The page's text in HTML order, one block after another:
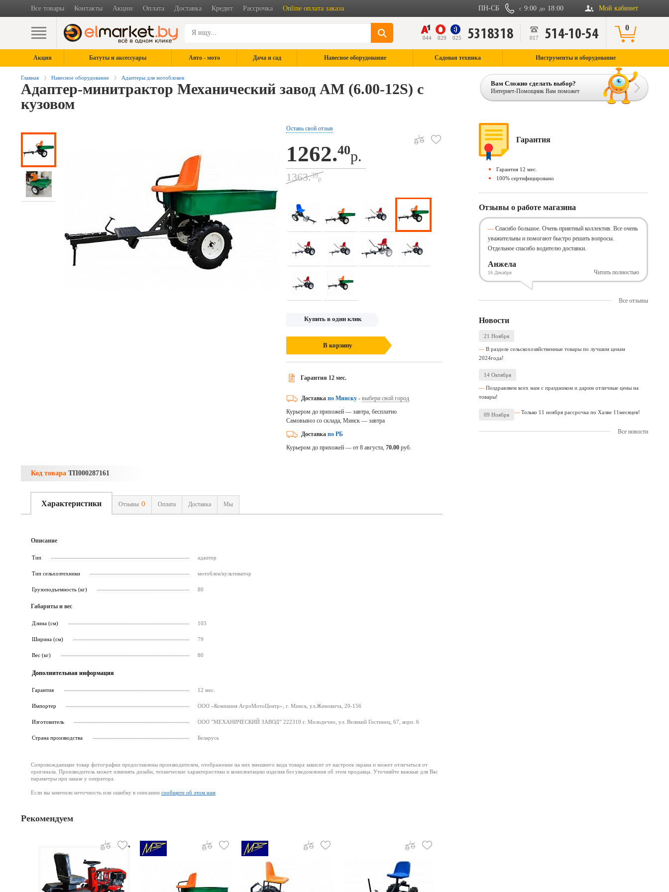
Все товары Контакты Акции Оплата Доставка Кредит Рассрочка Online оплата заказа Мой кабинет
с 9:00 до 18:00
ПН-СБ
044 029 025 5318318 017 514-10-54 0
Акция Батуты и аксессуары Авто - мото Дача и сад Навесное оборудование Садовая техника Инструменты и оборудование
Главная Навесное оборудование Адаптеры для мотоблоков
Адаптер-минитрактор Механический завод АМ (6.00-12S) с
кузовом
Вам Сложно сделать выбор?
Интернет-Помощник Вам поможет
Оставь свой отзыв
1262.40р.
1363.39р.
Купить в один клик
В корзину
Гарантия 12 мес.
Доставка по Минску- выбери свой город
Курьером до прихожей — завтра, бесплатно
Самовывоз со склада, Минск — завтра
Доставка по РБ
Курьером до прихожей — от 8 августа, 70.00 руб.
Код товара ТП000287161
Характеристики Отзывы 0 Оплата Доставка Мы
Описание
Тип адаптер
Тип сельхозтехники мотоблок/культиватор
Грузоподъемность (кг) 80
Габариты и вес
Длина (см) 103
Ширина (см) 79
Вес (кг) 80
Дополнительная информация
Гарантия 12 мес.
Импортер ООО «Компания АгроМотоЦентр», г. Минск, ул.Жиновича, 20-156
Изготовитель ООО ”МЕХАНИЧЕСКИЙ ЗАВОД” 222310 г. Молодечно, ул. Великий Гостинец, 67, корп. 6
Страна производства Беларусь
Сопровождающие товар фотографии предоставлены производителем, отображение на них внешнего вида товара зависит от настроек экрана и может отличаться от
оригинала. Производитель может изменять дизайн, технические характеристики и комплектацию изделия без уведомления об этом продавца. Уточняйте важные для Вас
параметры при заказе у оператора.
Если вы заметили неточность или ошибку в описании сообщите об этом нам
Рекомендуем
Гарантия
Гарантия 12 мес.
100% сертифицировано
Отзывы о работе магазина
Спасибо большое. Очень приятный коллектив. Все очень
уважительны и помогают быстро решать вопросы.
Отдельное спасибо водителю доставки.
Анжела
16 Декабря Читать полностью
Все отзывы
Новости
21 Ноября
В разделе сельскохозяйственные товары по лучшим ценам
2024года!
14 Октября
Поздравляем всех мам с праздником и дарим отличные цены на
товары!
09 Ноября Только 11 ноября рассрочка по Халве 11месяцев!
Все новости